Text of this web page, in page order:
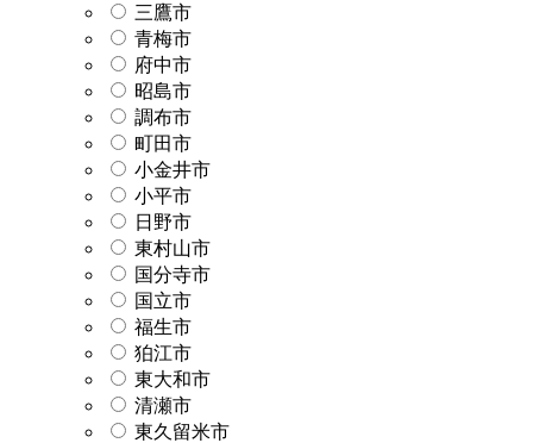
三鷹市
青梅市
府中市
昭島市
調布市
町田市
小金井市
小平市
日野市
東村山市
国分寺市
国立市
福生市
狛江市
東大和市
清瀬市
東久留米市